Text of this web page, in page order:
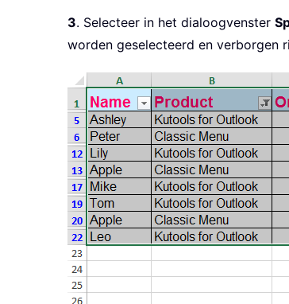
3. Selecteer in het dialoogvenster
worden geselecteerd en verborgen